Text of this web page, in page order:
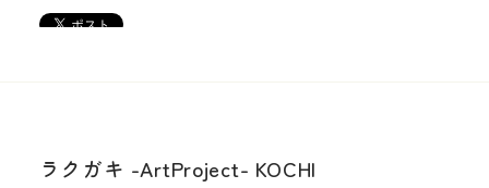
ラクガキ -ArtProject- KOCHI